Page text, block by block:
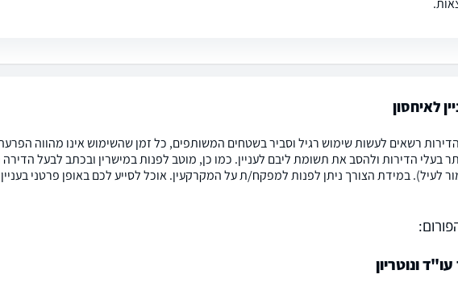
לאיחסון
רשאים לעשות שימוש רגיל וסביר בשטחים המשותפים, כל זמן שהשימוש אינו מהווה
בעלי הדירות ולהסב את תשומת ליבם לעניין. כמו כן, מוטב לפנות במישרין ובכתב לבעל
לעיל). במידת הצורך ניתן לפנות למפקח/ת על המקרקעין. אוכל לסייע לכם באופן פרטני
ונוטריון